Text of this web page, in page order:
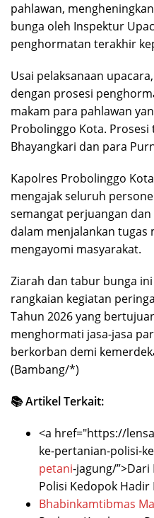
pahlawan,
bunga oleh Inspektur
penghormatan terakhir
Usai pelaksanaan
dengan prosesi
makam para pahlawan
Probolinggo Kota.
Bhayangkari dan para
Kapolres Probolinggo
mengajak seluruh
semangat perjuangan
dalam menjalankan tugas
mengayomi masyarakat.
Ziarah dan tabur bunga
rangkaian kegiatan
Tahun 2026 yang
menghormati jasa-jasa
berkorban demi
(Bambang/*)
📚 Artikel Terkait:
<a href="https://
ke-pertanian-polisi-
petani-jagung/
Polisi Kedopok Hadir
Bhabinkamtibmas